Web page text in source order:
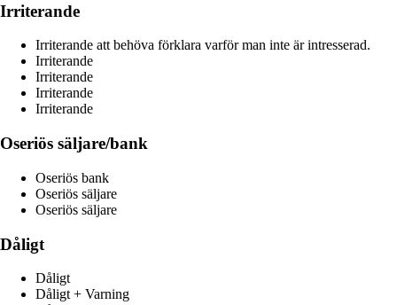
Irriterande
Irriterande att behöva förklara varför man inte är intresserad.
Irriterande
Irriterande
Irriterande
Irriterande
Oseriös säljare/bank
Oseriös bank
Oseriös säljare
Oseriös säljare
Dåligt
Dåligt
Dåligt + Varning